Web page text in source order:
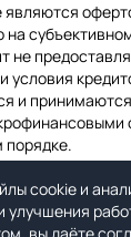
cookie и
улучшения
на
не
условия
и
порядке.